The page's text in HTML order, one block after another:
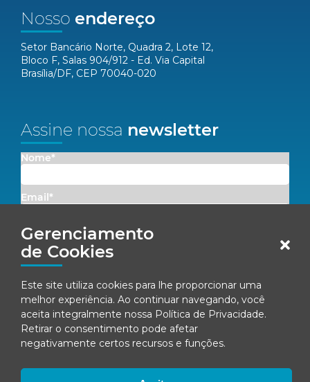
Gerenciamento
de Cookies
Este site utiliza cookies para lhe proporcionar uma
melhor experiência. Ao continuar navegando, você
aceita integralmente nossa Política de Privacidade.
Retirar o consentimento pode afetar
negativamente certos recursos e funções.
Nosso endereço
Setor Bancário Norte, Quadra 2, Lote 12,
Bloco F, Salas 904/912 - Ed. Via Capital
Brasília/DF, CEP 70040-020
Assine nossa newsletter
Nome*
Email*
Concordo em receber comunicações da Fenacon.
Ao se inscrever, você concorda com nossa Política de Privacidade
Todos os direitos reservados.